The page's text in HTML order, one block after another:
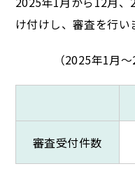
け付けし、審査を行い
（2025年1月
審査受付件数